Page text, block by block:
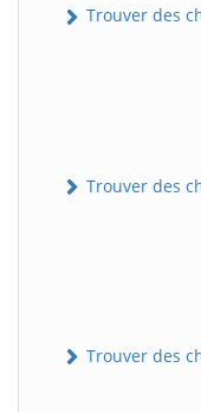
Trouver des
Trouver des
Trouver des